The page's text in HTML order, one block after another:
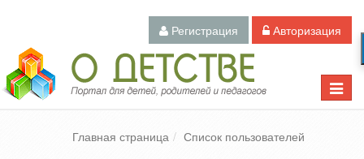
Регистрация Авторизация
Toggle
Педагогический портал «О детстве»
Главная страница Список пользователей